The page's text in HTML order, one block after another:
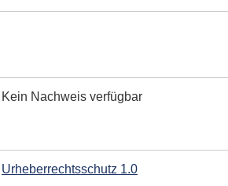
Kein Nachweis verfügbar
Urheberrechtsschutz 1.0